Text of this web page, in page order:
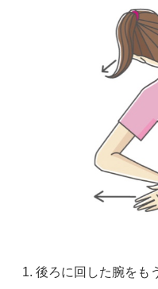
後ろに回した腕をも